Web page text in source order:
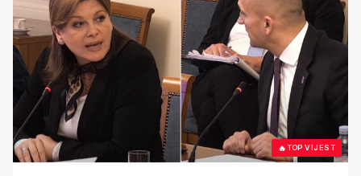
🔥TOP VIJEST